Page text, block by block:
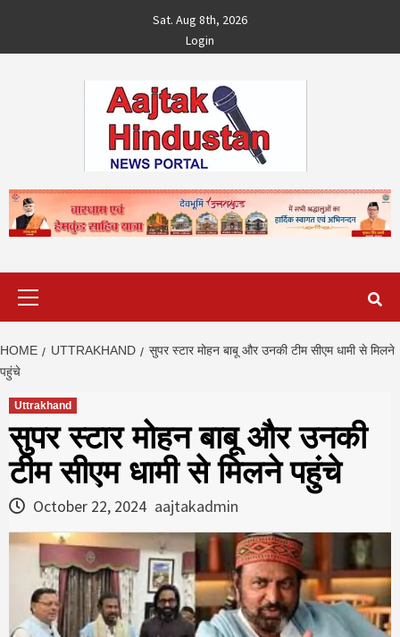
content
Sat. Aug 8th, 2026
Login
HOME UTTRAKHAND
सुपर स्टार मोहन बाबू और उनकी टीम सीएम धामी से मिलने
पहुंचे
Uttrakhand
सुपर स्टार मोहन बाबू और उनकी
टीम सीएम धामी से मिलने पहुंचे
October 22, 2024 aajtakadmin